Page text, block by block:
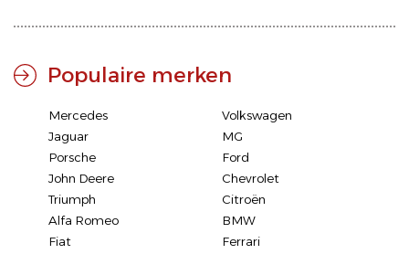
Populaire merken
Mercedes
Volkswagen
Jaguar
MG
Porsche
Ford
John Deere
Chevrolet
Triumph
Citroën
Alfa Romeo
BMW
Fiat
Ferrari